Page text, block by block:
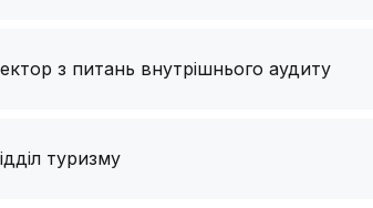
з питань внутрішнього аудиту
туризму